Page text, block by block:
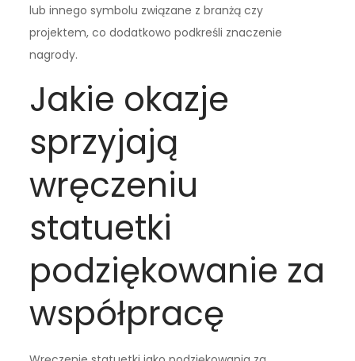
lub innego symbolu związane z branżą czy
projektem, co dodatkowo podkreśli znaczenie
nagrody.
Jakie okazje
sprzyjają
wręczeniu
statuetki
podziękowanie za
współpracę